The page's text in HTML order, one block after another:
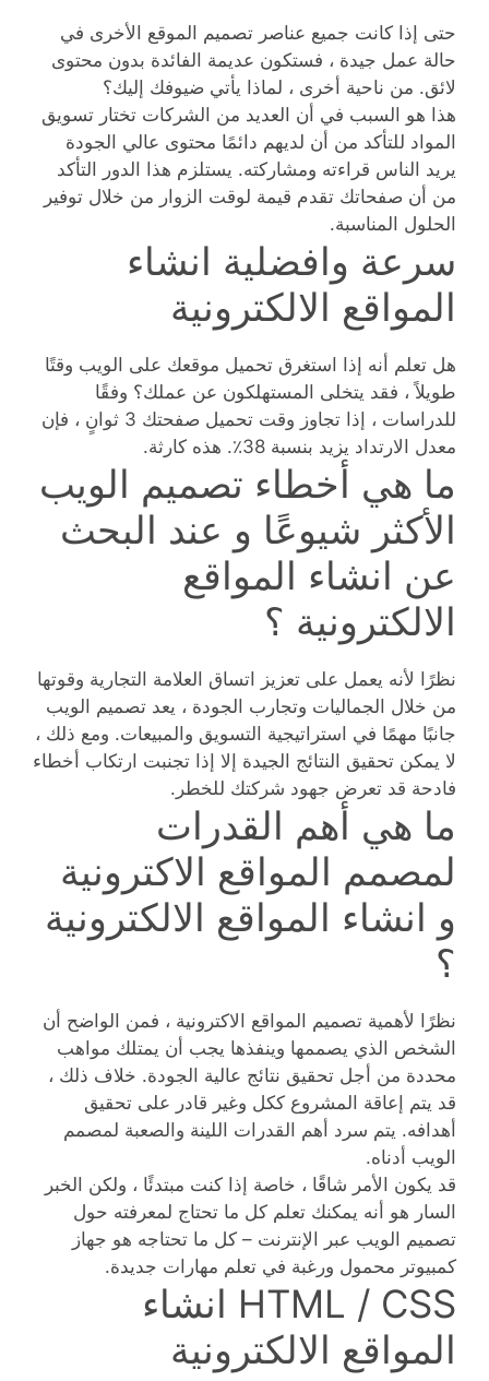
حتى إذا كانت جميع عناصر تصميم الموقع الأخرى في
حالة عمل جيدة ، فستكون عديمة الفائدة بدون محتوى
لائق. من ناحية أخرى ، لماذا يأتي ضيوفك إليك؟
هذا هو السبب في أن العديد من الشركات تختار تسويق
المواد للتأكد من أن لديهم دائمًا محتوى عالي الجودة
يريد الناس قراءته ومشاركته. يستلزم هذا الدور التأكد
من أن صفحاتك تقدم قيمة لوقت الزوار من خلال توفير
الحلول المناسبة.
سرعة وافضلية انشاء
المواقع الالكترونية
هل تعلم أنه إذا استغرق تحميل موقعك على الويب وقتًا
طويلاً ، فقد يتخلى المستهلكون عن عملك؟ وفقًا
للدراسات ، إذا تجاوز وقت تحميل صفحتك 3 ثوانٍ ، فإن
معدل الارتداد يزيد بنسبة 38٪. هذه كارثة.
ما هي أخطاء تصميم الويب
الأكثر شيوعًا و عند البحث
عن انشاء المواقع
الالكترونية ؟
نظرًا لأنه يعمل على تعزيز اتساق العلامة التجارية وقوتها
من خلال الجماليات وتجارب الجودة ، يعد تصميم الويب
جانبًا مهمًا في استراتيجية التسويق والمبيعات. ومع ذلك ،
لا يمكن تحقيق النتائج الجيدة إلا إذا تجنبت ارتكاب أخطاء
فادحة قد تعرض جهود شركتك للخطر.
ما هي أهم القدرات
لمصمم المواقع الاكترونية
و انشاء المواقع الالكترونية
؟
نظرًا لأهمية تصميم المواقع الاكترونية ، فمن الواضح أن
الشخص الذي يصممها وينفذها يجب أن يمتلك مواهب
محددة من أجل تحقيق نتائج عالية الجودة. خلاف ذلك ،
قد يتم إعاقة المشروع ككل وغير قادر على تحقيق
أهدافه. يتم سرد أهم القدرات اللينة والصعبة لمصمم
الويب أدناه.
قد يكون الأمر شاقًا ، خاصة إذا كنت مبتدئًا ، ولكن الخبر
السار هو أنه يمكنك تعلم كل ما تحتاج لمعرفته حول
تصميم الويب عبر الإنترنت – كل ما تحتاجه هو جهاز
كمبيوتر محمول ورغبة في تعلم مهارات جديدة.
HTML / CSS انشاء
المواقع الالكترونية